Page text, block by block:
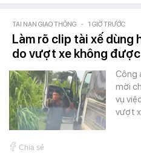
TAI NẠN GIAO THÔNG - 1 GIỜ TRƯỚC
Làm rõ clip tài xế dùng
do vượt xe không được
Công
mời
vụ
vượt
Chia sẻ